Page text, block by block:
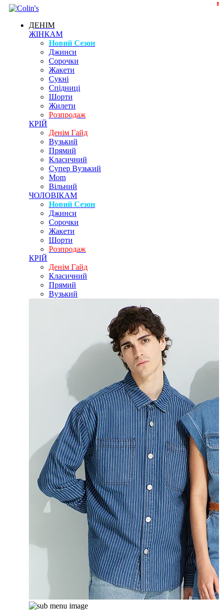
ДЕНІМ
ЖІНКАМ
Новий Сезон
Джинси
Сорочки
Жакети
Сукні
Спідниці
Шорти
Жилети
Розпродаж
КРІЙ
Денім Гайд
Вузький
Прямий
Класичний
Супер Вузький
Mom
Вільний
ЧОЛОВІКАМ
Новий Сезон
Джинси
Сорочки
Жакети
Шорти
Розпродаж
КРІЙ
Денім Гайд
Класичний
Прямий
Вузький
1
1
2